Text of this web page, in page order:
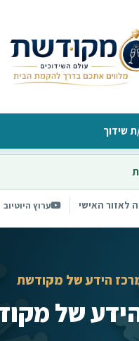
שידוך
לאזור האישי ערוץ היוטיוב
הידע של מקודשת
של